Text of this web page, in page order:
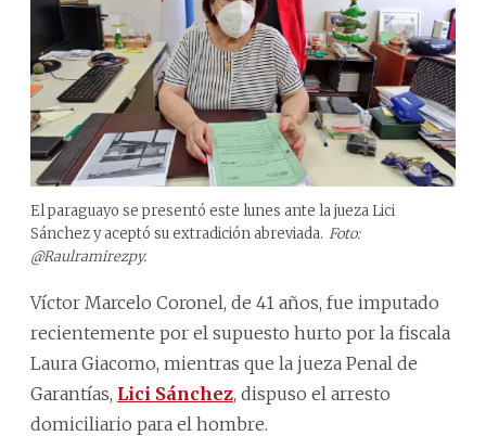
El paraguayo se presentó este lunes ante la jueza Lici
Sánchez y aceptó su extradición abreviada. Foto:
@Raulramirezpy.
Víctor Marcelo Coronel, de 41 años, fue imputado
recientemente por el supuesto hurto por la fiscala
Laura Giacomo, mientras que la jueza Penal de
Garantías, Lici Sánchez, dispuso el arresto
domiciliario para el hombre.